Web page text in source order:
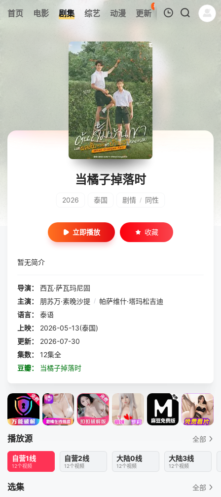
首页 电影 剧集 综艺 动漫 更新
82
热榜 APP
我的观影记录
暂无观看影片的记录
当橘子掉落时
2026 泰国 剧情 / 同性
立即播放 收藏
暂无简介
导演：
西瓦·萨瓦玛尼固
主演：
朋苏万·素晚沙提 / 帕萨维什·塔玛松吉迪
语言：
泰语
上映：
2026-05-13(泰国)
更新：
2026-07-30
集数：
12集全
豆瓣：
当橘子掉落时
播放源 全部
自营1线
12个视频
自营2线
12个视频
大陆0线
12个视频
大陆3线
12个视频
选集 全部